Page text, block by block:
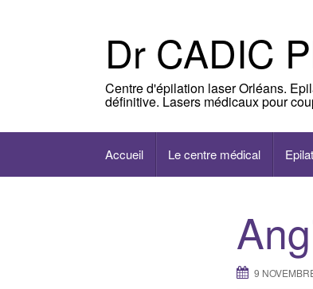
Dr CADIC
Centre d'épilation laser Orléans.
définitive. Lasers médicaux pour
Accueil Le centre médical
9